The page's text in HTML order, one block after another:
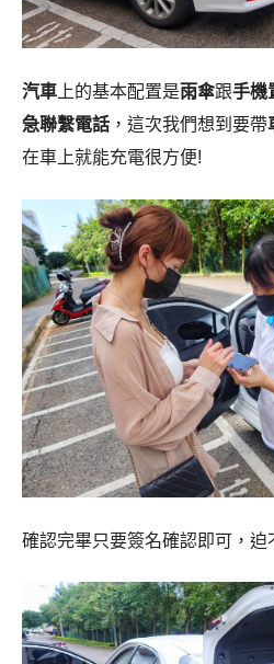
汽車 上的基本配置是雨傘跟手機
急聯繫電話 ，這次我們想到要帶
在車上就能充電很方便!
確認完畢只要簽名確認即可，